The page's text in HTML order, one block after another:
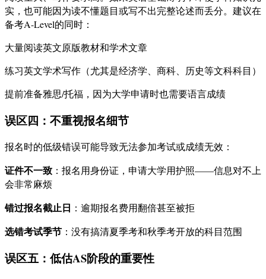
实，也可能因为读不懂题目或写不出完整论述而丢分。建议在
备考A-Level的同时：
大量阅读英文原版教材和学术文章
练习英文学术写作（尤其是经济学、商科、历史等文科科目）
提前准备雅思/托福，因为大学申请时也需要语言成绩
误区四：不重视报名细节
报名时的低级错误可能导致无法参加考试或成绩无效：
证件不一致 ：报名用身份证，申请大学用护照——信息对不上
会非常麻烦
错过报名截止日 ：逾期报名费用翻倍甚至被拒
选错考试季节 ：没有搞清夏季考和秋季考开放的科目范围
误区五：低估AS阶段的重要性